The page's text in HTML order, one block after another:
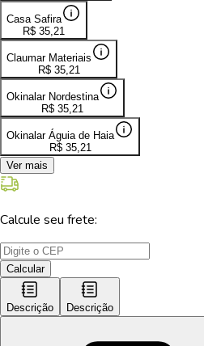
Casa Safira
R$ 35,21
Claumar Materiais
R$ 35,21
Okinalar Nordestina
R$ 35,21
Okinalar Águia de Haia
R$ 35,21
Ver mais
Calcule seu frete:
Calcular
Descrição Descrição